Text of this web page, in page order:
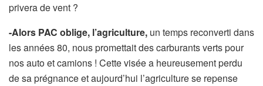
privera de vent ?
-Alors PAC oblige, l’agriculture, un temps reconverti dans
les années 80, nous promettait des carburants verts pour
nos auto et camions ! Cette visée a heureusement perdu
de sa prégnance et aujourd’hui l’agriculture se repense